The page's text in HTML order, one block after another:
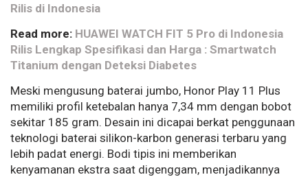
Rilis di Indonesia
Read more: HUAWEI WATCH FIT 5 Pro di Indonesia
Rilis Lengkap Spesifikasi dan Harga : Smartwatch
Titanium dengan Deteksi Diabetes
Meski mengusung baterai jumbo, Honor Play 11 Plus
memiliki profil ketebalan hanya 7,34 mm dengan bobot
sekitar 185 gram. Desain ini dicapai berkat penggunaan
teknologi baterai silikon-karbon generasi terbaru yang
lebih padat energi. Bodi tipis ini memberikan
kenyamanan ekstra saat digenggam, menjadikannya